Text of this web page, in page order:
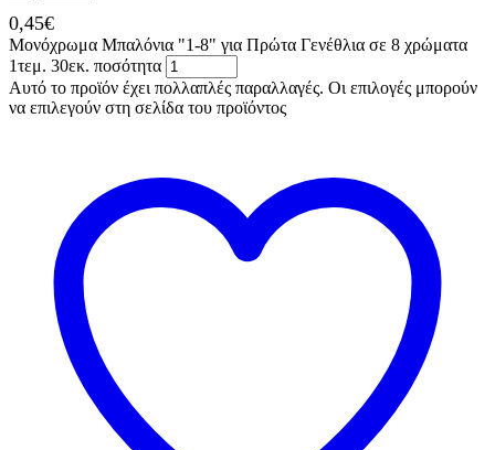
0,45€
Μονόχρωμα Μπαλόνια "1-8" για Πρώτα Γενέθλια σε 8 χρώματα
1τεμ. 30εκ. ποσότητα
Αυτό το προϊόν έχει πολλαπλές παραλλαγές. Οι επιλογές μπορούν
να επιλεγούν στη σελίδα του προϊόντος